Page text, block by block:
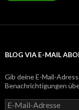
BLOG VIA E-MAIL
Gib deine E-Mail-
Benachrichtigungen
E-